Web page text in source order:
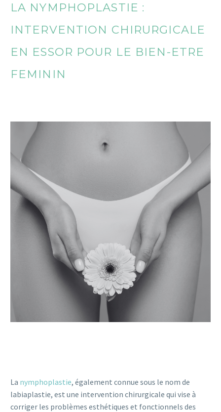
LA NYMPHOPLASTIE :
INTERVENTION CHIRURGICALE
EN ESSOR POUR LE BIEN-ETRE
FEMININ
La nymphoplastie, également connue sous le nom de
labiaplastie, est une intervention chirurgicale qui vise à
corriger les problèmes esthétiques et fonctionnels des